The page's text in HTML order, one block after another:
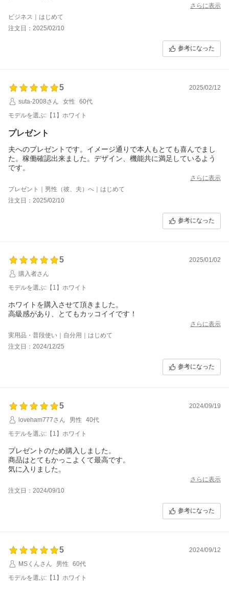
さらに表示
ビジネス｜はじめて
注文日：2025/02/10
参考になった
5
2025/02/12
suta-2008さん
女性
60代
モデルを選ぶ:【1】ホワイト
プレゼント
夫へのプレゼントです。イメージ通りで本人もとても喜んでまし
た。稼働確認出来ました。デザイン、機能共に満足しているよう
です。
さらに表示
プレゼント｜男性（彼、夫）へ｜はじめて
注文日：2025/02/10
参考になった
5
2025/01/02
購入者さん
モデルを選ぶ:【1】ホワイト
ホワイトを購入させて頂きました。
高級感があり、とてもカッコイイです！
さらに表示
実用品・普段使い｜自分用｜はじめて
注文日：2024/12/25
参考になった
5
2024/09/19
loveham777さん
男性
40代
モデルを選ぶ:【1】ホワイト
プレゼントのため購入しました。
商品はとてもかっこよくて最高です。
気に入りました。
さらに表示
注文日：2024/09/10
参考になった
5
2024/09/12
MSくんさん
男性
60代
モデルを選ぶ:【1】ホワイト